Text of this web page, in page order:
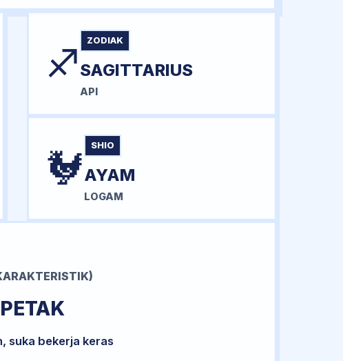
♐ ZODIAK
SAGITTARIUS
API
🐓 SHIO
AYAM
LOGAM
suka bekerja keras